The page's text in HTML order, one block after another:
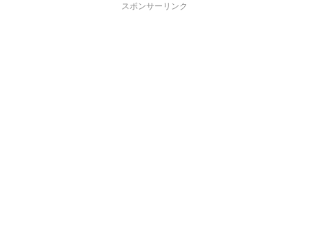
スポンサーリンク